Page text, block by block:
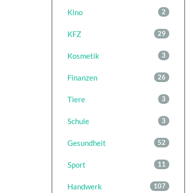
2
Kino
29
KFZ
3
Kosmetik
26
Finanzen
3
Tiere
3
Schule
52
Gesundheit
11
Sport
107
Handwerk